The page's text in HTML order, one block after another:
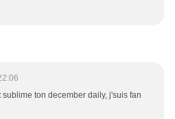
sublime ton december daily, j'suis fan